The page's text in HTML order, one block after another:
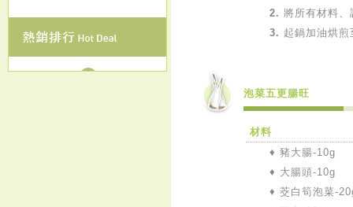
創意造紙
2. 將所有材料
3. 起鍋加油烘
泡菜五更腸旺
材料
♦ 豬大腸-10g
♦ 大腸頭-10g
♦ 茭白筍泡菜-